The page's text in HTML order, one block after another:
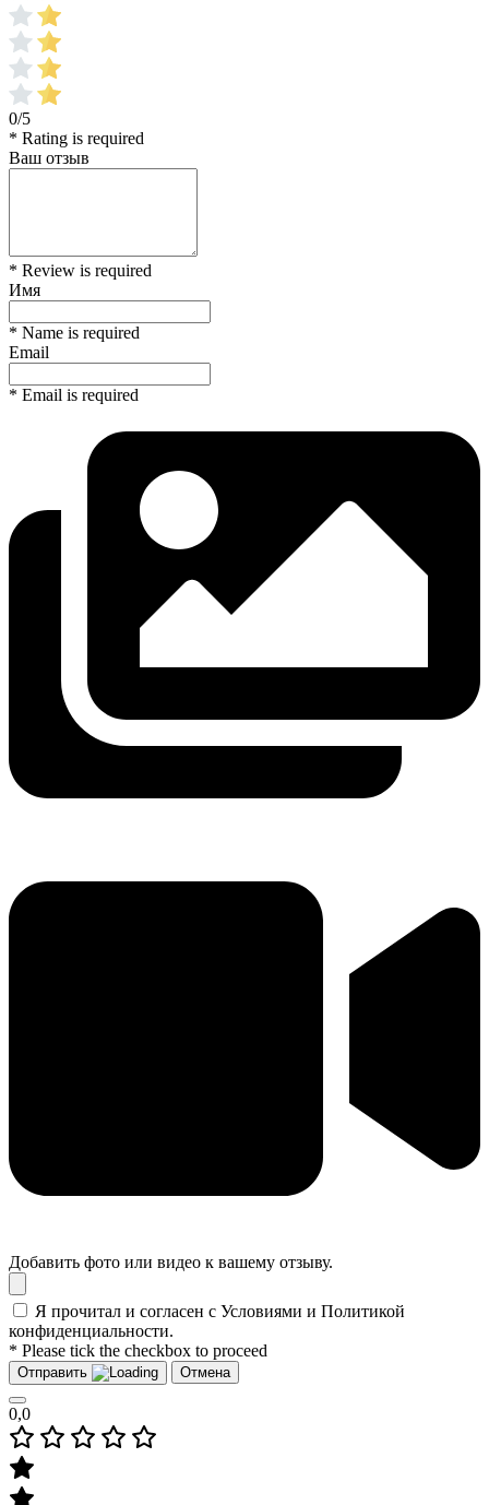
0/5
* Rating is required
Ваш отзыв
* Review is required
Имя
* Name is required
Email
* Email is required
Добавить фото или видео к вашему отзыву.
Я прочитал и согласен с Условиями и Политикой
конфиденциальности.
* Please tick the checkbox to proceed
Отправить Отмена
0,0